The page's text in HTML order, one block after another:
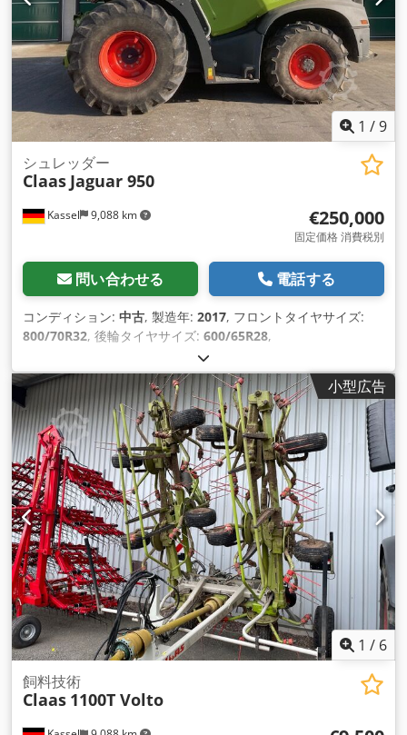
1 /9
Kassel 9,088 km
シュレッダー
Claas Jaguar 950
€250,000
固定価格 消費税別
問い合わせる 電話する
コンディション: 中古, 製造年: 2017, フロントタイヤサイズ:
800/70R32, 後輪タイヤサイズ: 600/65R28,
小型広告
1 / 6
飼料技術
Claas 1100T Volto